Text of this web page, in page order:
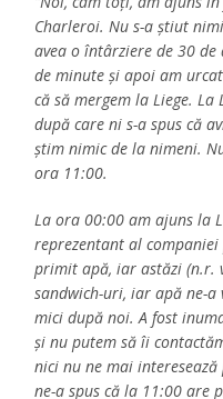
Charleroi. Nu s-a știut
avea o întârziere de 30
de minute și apoi am
că să mergem la Liege. La
după care ni s-a spus că
știm nimic de la nimeni.
ora 11:00.
La ora 00:00 am ajuns la
reprezentant al
primit apă, iar astăzi (n.r.
sandwich-uri, iar apă ne-
mici după noi. A fost
și nu putem să îi
nici nu ne mai
ne-a spus că la 11:00 are